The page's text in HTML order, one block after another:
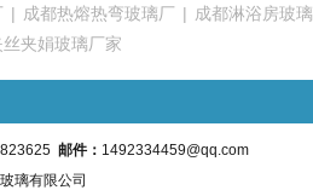
| 成都热熔热弯玻璃厂 | 成都淋浴房玻
丝夹娟玻璃厂家
邮件： 1492334459@qq.com
璃有限公司